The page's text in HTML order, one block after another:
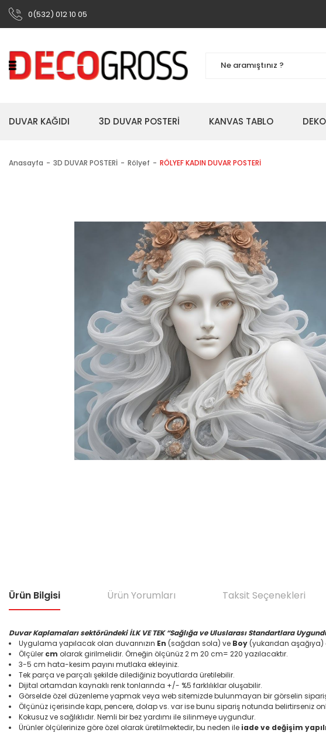
0(532) 012 10 05
DUVAR KAĞIDI 3D DUVAR POSTERİ KANVAS TABLO
Anasayfa 3D DUVAR POSTERİ Rölyef RÖLYEF KADIN DUVAR POSTERİ
Ürün Bilgisi Ürün Yorumları Taksit Seçenekleri
Duvar Kaplamaları sektöründeki İLK VE TEK “Sağlığa ve Uluslarası Standartlara
Uygulama yapılacak olan duvarınızın En (sağdan sola) ve Boy (yukarıdan aşağıya)
Ölçüler cm olarak girilmelidir. Örneğin ölçünüz 2 m 20 cm= 220 yazılacaktır.
3-5 cm hata-kesim payını mutlaka ekleyiniz.
Tek parça ve parçalı şekilde dilediğiniz boyutlarda üretilebilir.
Dijital ortamdan kaynaklı renk tonlarında +/- %5 farklılıklar oluşabilir.
Görselde özel düzenleme yapmak veya web sitemizde bulunmayan bir görselin
Ölçünüz içerisinde kapı, pencere, dolap vs. var ise bunu sipariş notunda belirtirseniz
Kokusuz ve sağlıklıdır. Nemli bir bez yardımı ile silinmeye uygundur.
Ürünler ölçülerinize göre özel olarak üretilmektedir, bu neden ile iade ve değişim